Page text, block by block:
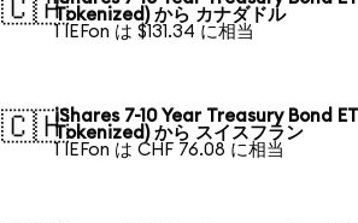
🇨🇦Tokenized) から カナダドル
1 IEFon は $131.34 に相当
🇨🇭iShares 7-10 Year Treasury Bond
Tokenized) から スイスフラン
1 IEFon は CHF 76.08 に相当